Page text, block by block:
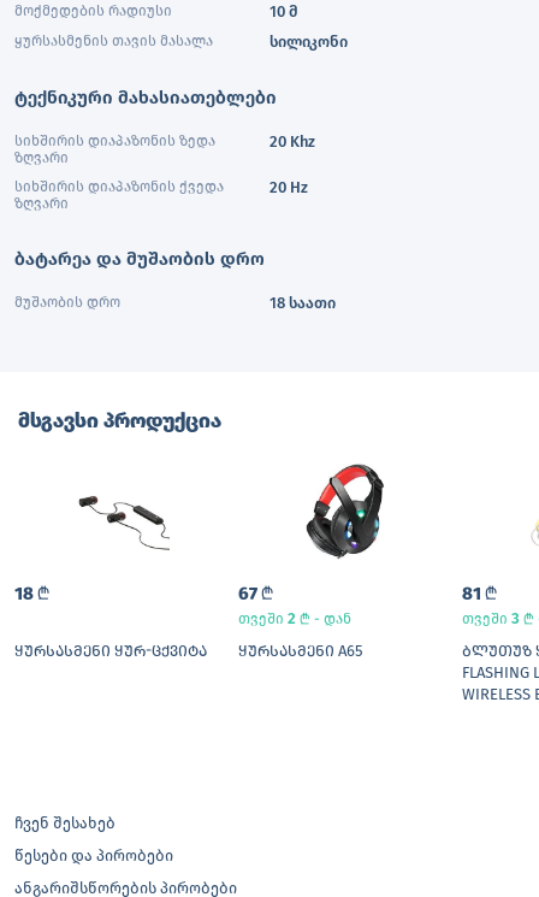
მოქმედების რადიუსი 10 მ
ყურსასმენის თავის მასალა სილიკონი
ტექნიკური მახასიათებლები
სიხშირის დიაპაზონის ზედა
ზღვარი
20 Khz
სიხშირის დიაპაზონის ქვედა
ზღვარი
20 Hz
ბატარეა და მუშაობის დრო
მუშაობის დრო 18 საათი
მსგავსი პროდუქცია
18 L
ᲧᲣᲠᲡᲐᲡᲛᲔᲜᲘ ᲧᲣᲠ-ᲪᲥᲕᲘᲢᲐ
67 L
თვეში 2 L - დან
ᲧᲣᲠᲡᲐᲡᲛᲔᲜᲘ A65
81 L
თვეში 3 L
ᲑᲚᲣᲗᲣᲖ
FLASHING
WIRELESS
ჩვენ შესახებ
წესები და პირობები
ანგარიშსწორების პირობები